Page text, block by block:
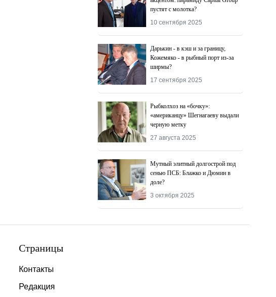
пустят с молотка?
10 сентября 2025
Дарькин - в кэш и за границу,
Кожемяко - в рыбный порт из-за
ширмы?
17 сентября 2025
Рыбколхоз на «бочку»:
«американцу» Шегнагаеву выдали
черную метку
27 августа 2025
Мутный элитный долгострой под
сенью ПСБ: Блажко и Дюмин в
доле?
3 октября 2025
Страницы
Контакты
Редакция